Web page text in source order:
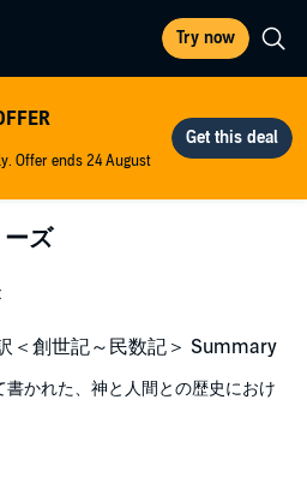
Try now
Offer ends 24 August
ズ
＜創世記～民数記＞ Summary
かれた、神と人間との歴史におけ
世紀頃にその最も古い部分が書か